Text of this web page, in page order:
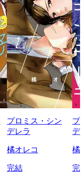
プロミス・シン
デレラ
橘オレコ
完結
プ
デ
橘
完